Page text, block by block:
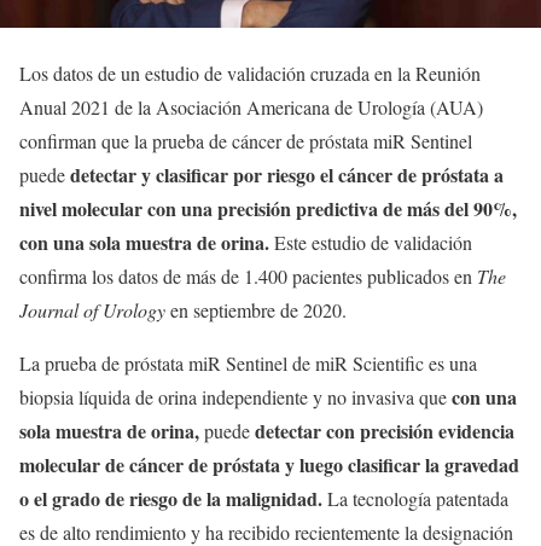
Los datos de un estudio de validación cruzada en la Reunión
Anual 2021 de la Asociación Americana de Urología (AUA)
confirman que la prueba de cáncer de próstata miR Sentinel
puededetectar y clasificar por riesgo el cáncer de próstata a
nivel molecular con una precisión predictiva de más del 90%,
con una sola muestra de orina.Este estudio de validación
confirma los datos de más de 1.400 pacientes publicados en The
Journal of Urologyen septiembre de 2020.
La prueba de próstata miR Sentinel de miR Scientific es una
biopsia líquida de orina independiente y no invasiva quecon una
sola muestra de orina,puededetectar con precisión evidencia
molecular de cáncer de próstata y luego clasificar la gravedad
o el grado de riesgo de la malignidad.La tecnología patentada
es de alto rendimiento y ha recibido recientemente la designación